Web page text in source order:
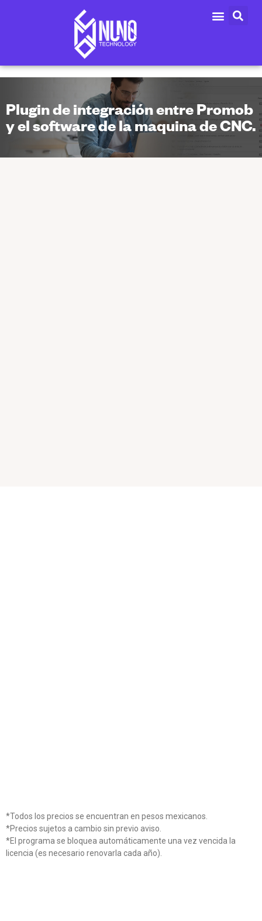
Plugin de integración entre Promob
y el software de la maquina de CNC.
*Todos los precios se encuentran en pesos mexicanos.
*Precios sujetos a cambio sin previo aviso.
*El programa se bloquea automáticamente una vez vencida la
licencia (es necesario renovarla cada año).